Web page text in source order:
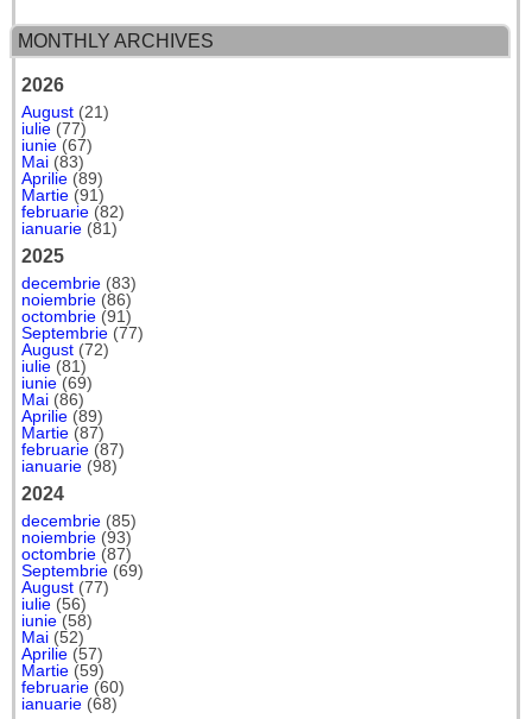
MONTHLY ARCHIVES
2026
August (21)
iulie (77)
iunie (67)
Mai (83)
Aprilie (89)
Martie (91)
februarie (82)
ianuarie (81)
2025
decembrie (83)
noiembrie (86)
octombrie (91)
Septembrie (77)
August (72)
iulie (81)
iunie (69)
Mai (86)
Aprilie (89)
Martie (87)
februarie (87)
ianuarie (98)
2024
decembrie (85)
noiembrie (93)
octombrie (87)
Septembrie (69)
August (77)
iulie (56)
iunie (58)
Mai (52)
Aprilie (57)
Martie (59)
februarie (60)
ianuarie (68)